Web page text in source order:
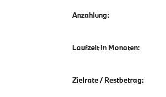
Anzahlung:
Laufzeit in Monaten:
Zielrate / Restbetrag: